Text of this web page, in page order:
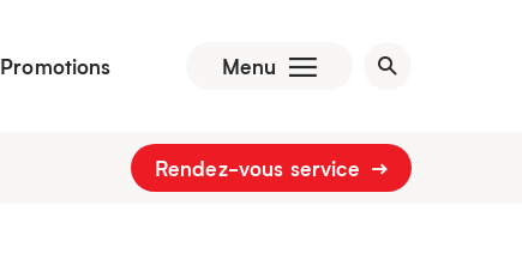
Promotions Menu
Rendez-vous service